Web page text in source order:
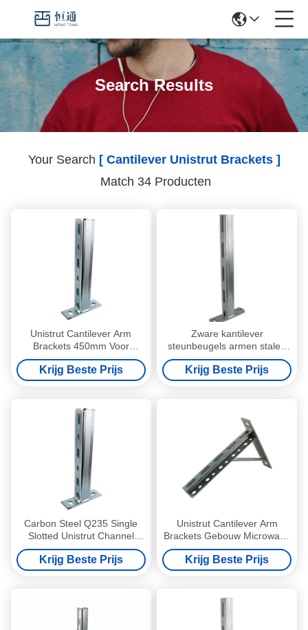
Search Results
Your Search [ Cantilever Unistrut Brackets ]
Match 34 Producten
Unistrut Cantilever Arm
Brackets 450mm Voor
ondersteuning Carbon Steel
Q235 Single Slotted
Krijg Beste Prijs
Zware kantilever
steunbeugels armen stalen
wandmontage
Krijg Beste Prijs
Carbon Steel Q235 Single
Slotted Unistrut Channel
Cantilever Arm Brackets for
Support with 150mm-500mm
Length
Krijg Beste Prijs
Unistrut Cantilever Arm
Brackets Gebouw Microwave
Roller Venetian Blind Bracket
Krijg Beste Prijs